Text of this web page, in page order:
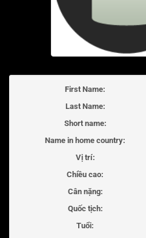
First Name:
Last Name:
Short name:
Name in home country:
Vị trí:
Chiều cao:
Cân nặng:
Quốc tịch:
Tuổi: